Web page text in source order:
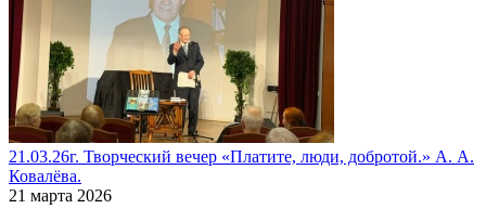
21.03.26г. Творческий вечер «Платите, люди, добротой.» А. А.
Ковалёва.
21 марта 2026